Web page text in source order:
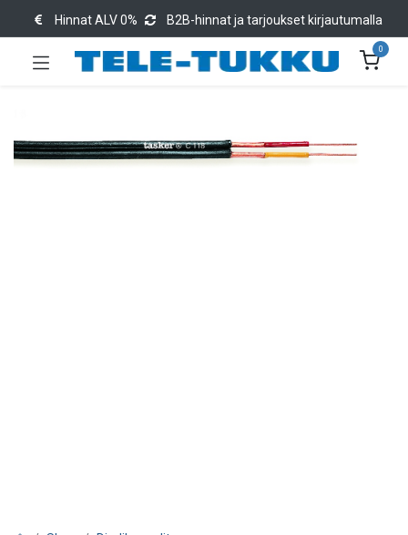
Hinnat ALV 0% B2B-hinnat ja tarjoukset kirjautumalla
0